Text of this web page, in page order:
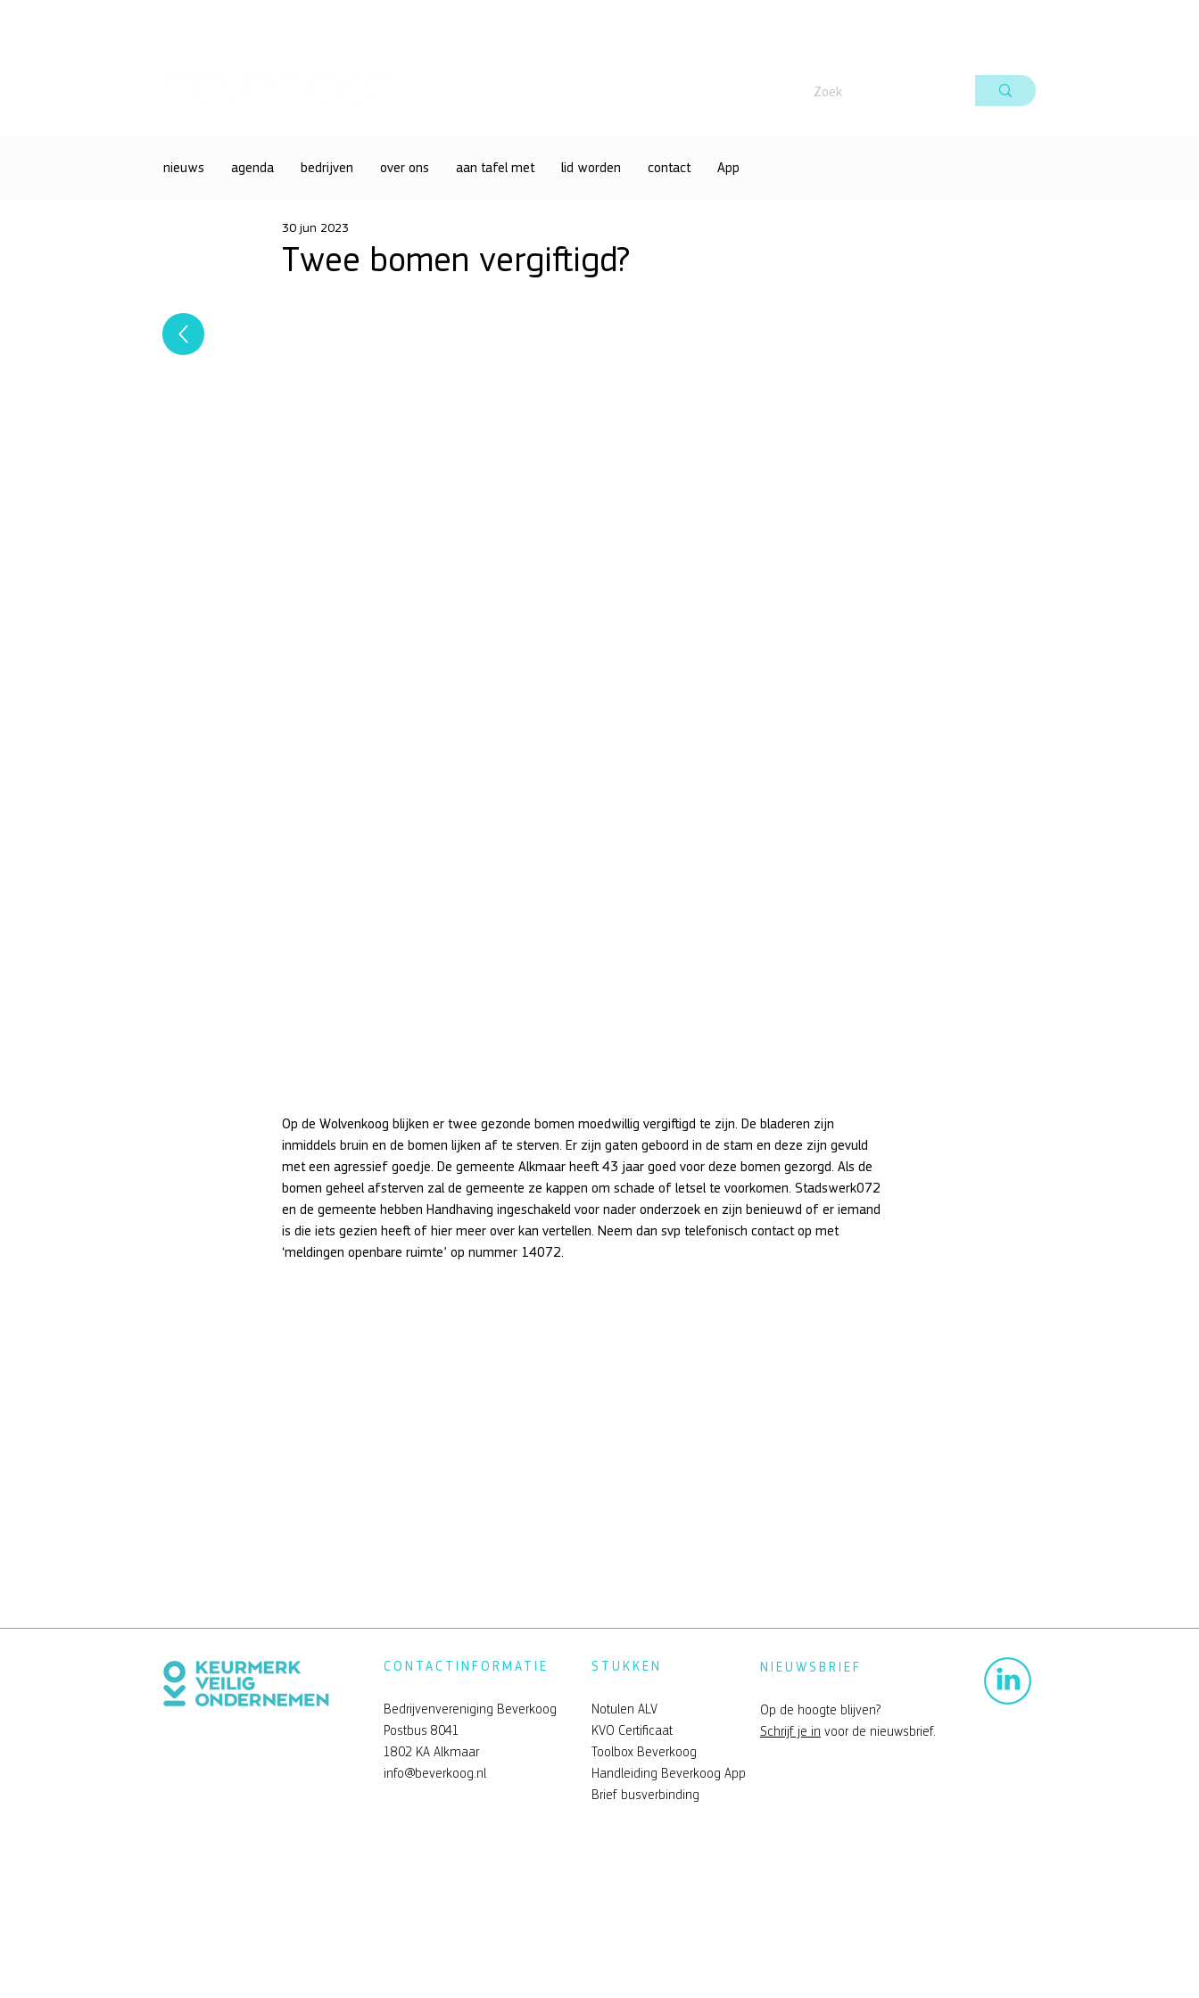
nieuws agenda bedrijven over ons aan tafel met lid worden contact App
Twee bomen vergiftigd?
30 jun 2023
Op de Wolvenkoog blijken er twee gezonde bomen moedwillig vergiftigd te zijn. De bladeren zijn
inmiddels bruin en de bomen lijken af te sterven. Er zijn gaten geboord in de stam en deze zijn gevuld
met een agressief goedje. De gemeente Alkmaar heeft 43 jaar goed voor deze bomen gezorgd. Als de
bomen geheel afsterven zal de gemeente ze kappen om schade of letsel te voorkomen. Stadswerk072
en de gemeente hebben Handhaving ingeschakeld voor nader onderzoek en zijn benieuwd of er iemand
is die iets gezien heeft of hier meer over kan vertellen. Neem dan svp telefonisch contact op met
‘meldingen openbare ruimte’ op nummer 14072.
Een andere kijk op de Beverkoog Feelgood zomerfeest Beverkoog
CONTACTINFORMATIE
Bedrijvenvereniging Beverkoog
Postbus 8041
1802 KA Alkmaar
info@beverkoog.nl
STUKKEN
Notulen ALV
KVO Certificaat
Toolbox Beverkoog
Handleiding Beverkoog App
Brief busverbinding
NIEUWSBRIEF
Op de hoogte blijven?
Schrijf je in voor de nieuwsbrief.